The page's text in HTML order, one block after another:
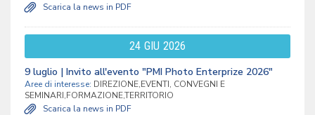
Scarica la news in PDF
24 GIU 2026
9 luglio | Invito all'evento "PMI Photo Enterprize 2026"
Aree di interesse: DIREZIONE,EVENTI, CONVEGNI E
SEMINARI,FORMAZIONE,TERRITORIO
Scarica la news in PDF